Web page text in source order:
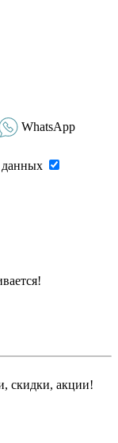
WhatsApp
данных
, скидки, акции!